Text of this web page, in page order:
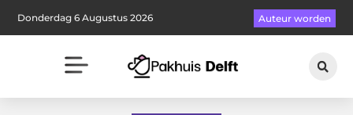
Donderdag 6 Augustus 2026 Auteur worden